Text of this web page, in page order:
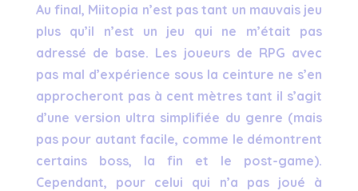
Au final, Miitopia n’est pas tant un mauvais jeu
plus qu’il n’est un jeu qui ne m’était pas
adressé de base. Les joueurs de RPG avec
pas mal d’expérience sous la ceinture ne s’en
approcheront pas à cent mètres tant il s’agit
d’une version ultra simplifiée du genre (mais
pas pour autant facile, comme le démontrent
certains boss, la fin et le post-game).
Cependant, pour celui qui n’a pas joué à